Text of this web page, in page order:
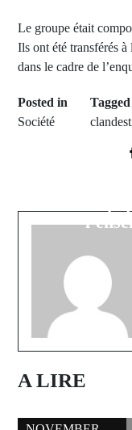
Le groupe était
Ils ont été transférés
dans le cadre de
Posted in
Société
Tagged
la
A LIRE